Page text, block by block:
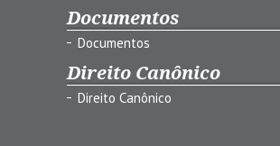
Documentos
Documentos
Direito Canônico
Direito Canônico